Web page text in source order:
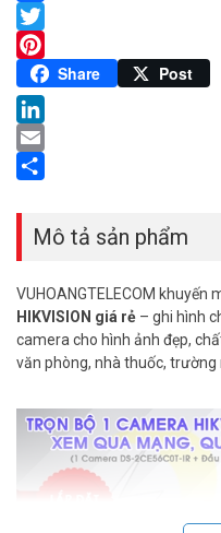
Facebook
Twitter
Pinterest
Share Post
LinkedIn
Email
Mô tả sản phẩm
VUHOANGTELECOM khuyến
HIKVISION giá rẻ – ghi hình
camera cho hình ảnh đẹp,
văn phòng, nhà thuốc, trường